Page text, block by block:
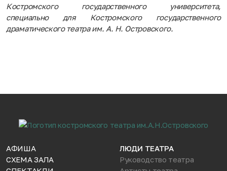
Костромского государственного университета,
специально для Костромского государственного
драматического театра им. А. Н. Островского.
АФИША
СХЕМА ЗАЛА
ЛЮДИ ТЕАТРА
Руководство театра